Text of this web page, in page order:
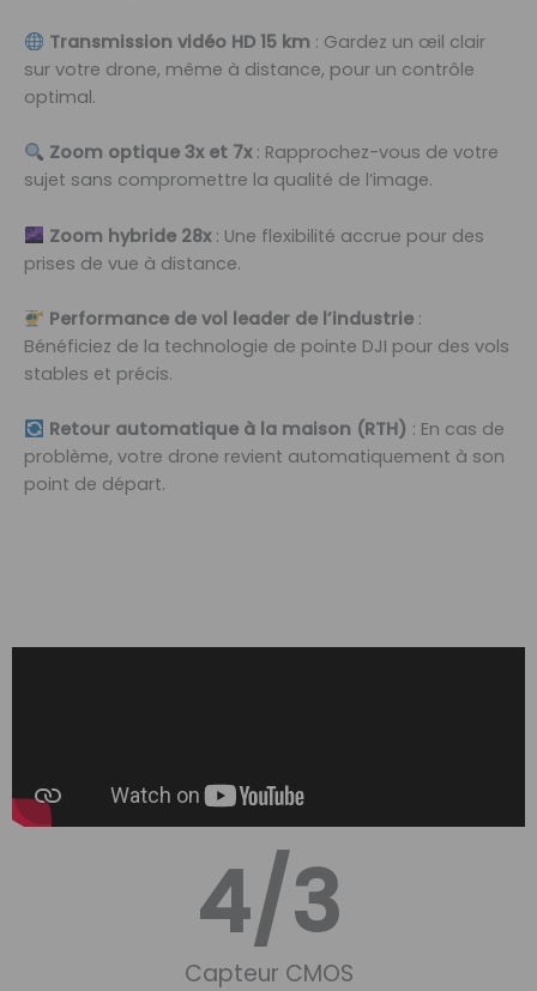
Transmission vidéo HD 15 km : Gardez un œil clair
sur votre drone, même à distance, pour un contrôle
optimal.
Zoom optique 3x et 7x: Rapprochez-vous de votre
sujet sans compromettre la qualité de l’image.
Zoom hybride 28x: Une flexibilité accrue pour des
prises de vue à distance.
Performance de vol leader de l’industrie:
Bénéficiez de la technologie de pointe DJI pour des vols
stables et précis.
Retour automatique à la maison (RTH) : En cas de
problème, votre drone revient automatiquement à son
point de départ.
Capteur CMOS
4/3